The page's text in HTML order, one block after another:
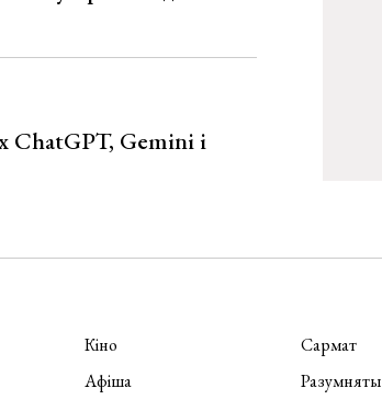
ChatGPT, Gemini і
Кіно
Афіша
Сармат
Разумняты